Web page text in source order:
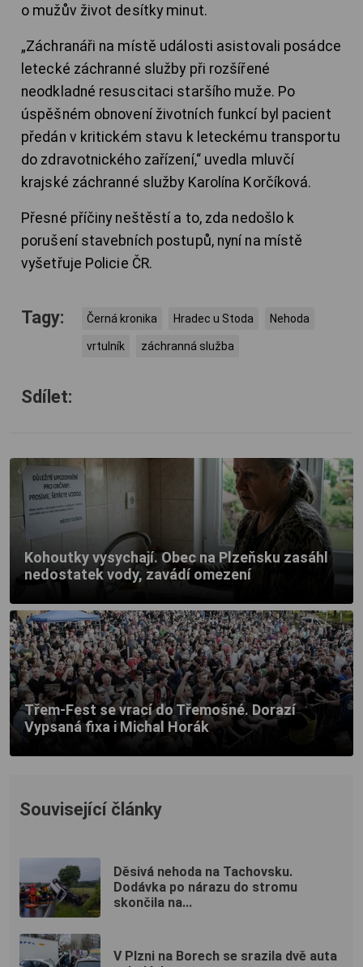
o mužův život desítky minut.
„Záchranáři na místě události asistovali posádce
letecké záchranné služby při rozšířené
neodkladné resuscitaci staršího muže. Po
úspěšném obnovení životních funkcí byl pacient
předán v kritickém stavu k leteckému transportu
do zdravotnického zařízení,“ uvedla mluvčí
krajské záchranné služby Karolína Korčíková.
Přesné příčiny neštěstí a to, zda nedošlo k
porušení stavebních postupů, nyní na místě
vyšetřuje Policie ČR.
Tagy: Černá kronika Hradec u Stoda Nehoda
vrtulník záchranná služba
Sdílet:
Kohoutky vysychají. Obec na Plzeňsku zasáhl
nedostatek vody, zavádí omezení
Třem-Fest se vrací do Třemošné. Dorazí
Vypsaná fixa i Michal Horák
Související články
Děsivá nehoda na Tachovsku.
Dodávka po nárazu do stromu
skončila na...
V Plzni na Borech se srazila dvě auta